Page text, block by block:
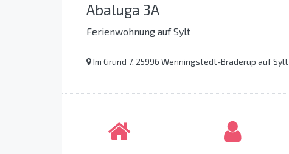
Abaluga 3A
Ferienwohnung auf Sylt
Im Grund 7, 25996 Wenningstedt-Braderup auf Sylt